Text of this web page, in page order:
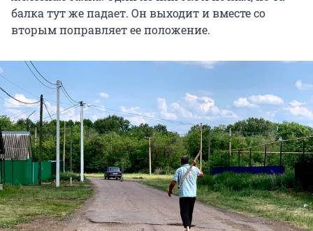
балка тут же падает. Он выходит и вместе со
вторым поправляет ее положение.